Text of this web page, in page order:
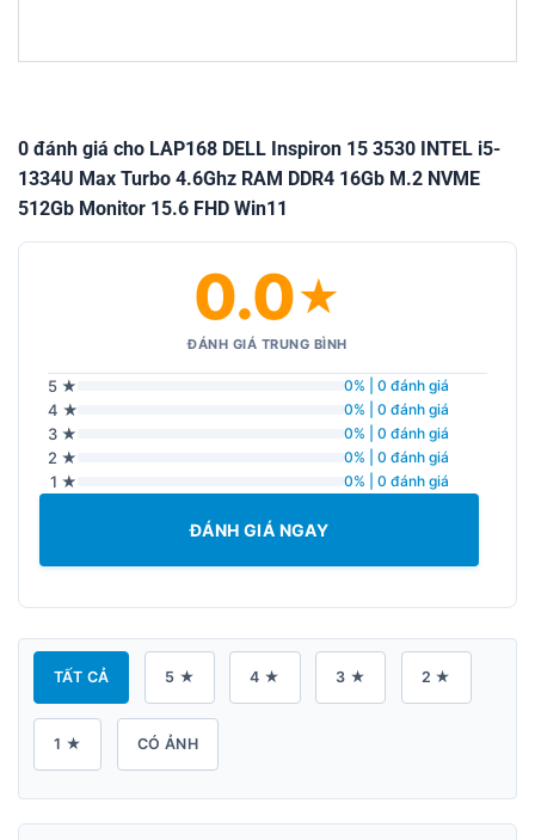
0 đánh giá cho LAP168 DELL Inspiron 15 3530 INTEL i5-
1334U Max Turbo 4.6Ghz RAM DDR4 16Gb M.2 NVME
512Gb Monitor 15.6 FHD Win11
0.0★
ĐÁNH GIÁ TRUNG BÌNH
5 ★ 0% | 0 đánh giá
4 ★ 0% | 0 đánh giá
3 ★ 0% | 0 đánh giá
2 ★ 0% | 0 đánh giá
1 ★ 0% | 0 đánh giá
ĐÁNH GIÁ NGAY
TẤT CẢ 5 ★ 4 ★ 3 ★ 2 ★
1 ★ CÓ ẢNH